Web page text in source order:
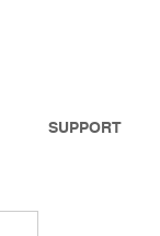
SUPPORT